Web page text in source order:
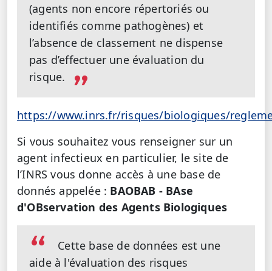
(agents non encore répertoriés ou
identifiés comme pathogènes) et
l’absence de classement ne dispense
pas d’effectuer une évaluation du
risque.
https://www.inrs.fr/risques/biologiques/
Si vous souhaitez vous renseigner sur un
agent infectieux en particulier, le site de
l’INRS vous donne accès à une base de
donnés appelée : BAOBAB - BAse
d'OBservation des Agents Biologiques
Cette base de données est une
aide à l'évaluation des risques